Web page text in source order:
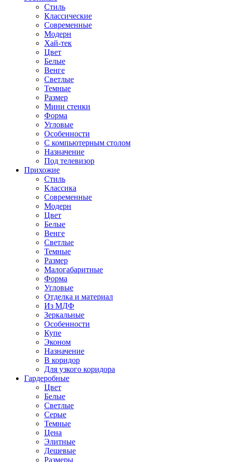
Стиль
Классические
Современные
Модерн
Хай-тек
Цвет
Белые
Венге
Светлые
Темные
Размер
Мини стенки
Форма
Угловые
Особенности
С компьютерным столом
Назначение
Под телевизор
Прихожие
Стиль
Классика
Современные
Модерн
Цвет
Белые
Венге
Светлые
Темные
Размер
Малогабаритные
Форма
Угловые
Отделка и материал
Из МДФ
Зеркальные
Особенности
Купе
Эконом
Назначение
В коридор
Для узкого коридора
Гардеробные
Цвет
Белые
Светлые
Серые
Темные
Цена
Элитные
Дешевые
Размеры